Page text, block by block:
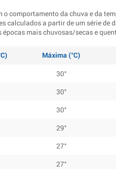
o comportamento da chuva e da
calculados a partir de um série de
mais chuvosas/secas e
Máxima (°C)
30°
30°
30°
29°
27°
27°